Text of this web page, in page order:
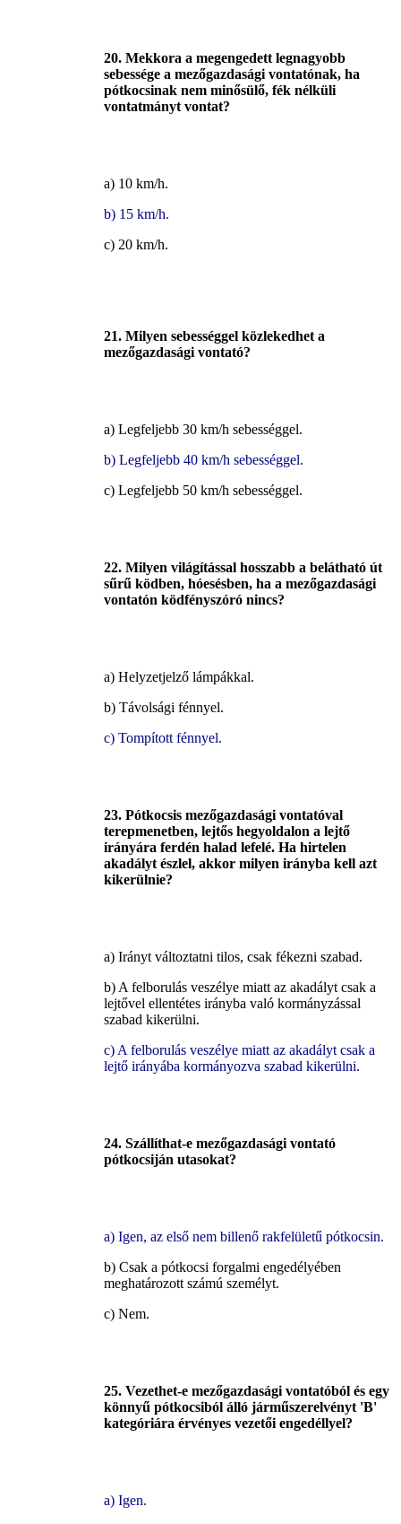
20. Mekkora a megengedett legnagyobb
sebessége a mezőgazdasági vontatónak, ha
pótkocsinak nem minősülő, fék nélküli
vontatmányt vontat?
a) 10 km/h.
b) 15 km/h.
c) 20 km/h.
21. Milyen sebességgel közlekedhet a
mezőgazdasági vontató?
a) Legfeljebb 30 km/h sebességgel.
b) Legfeljebb 40 km/h sebességgel.
c) Legfeljebb 50 km/h sebességgel.
22. Milyen világítással hosszabb a belátható út
sűrű ködben, hóesésben, ha a mezőgazdasági
vontatón ködfényszóró nincs?
a) Helyzetjelző lámpákkal.
b) Távolsági fénnyel.
c) Tompított fénnyel.
23. Pótkocsis mezőgazdasági vontatóval
terepmenetben, lejtős hegyoldalon a lejtő
irányára ferdén halad lefelé. Ha hirtelen
akadályt észlel, akkor milyen irányba kell azt
kikerülnie?
a) Irányt változtatni tilos, csak fékezni szabad.
b) A felborulás veszélye miatt az akadályt csak a
lejtővel ellentétes irányba való kormányzással
szabad kikerülni.
c) A felborulás veszélye miatt az akadályt csak a
lejtő irányába kormányozva szabad kikerülni.
24. Szállíthat-e mezőgazdasági vontató
pótkocsiján utasokat?
a) Igen, az első nem billenő rakfelületű pótkocsin.
b) Csak a pótkocsi forgalmi engedélyében
meghatározott számú személyt.
c) Nem.
25. Vezethet-e mezőgazdasági vontatóból és egy
könnyű pótkocsiból álló járműszerelvényt 'B'
kategóriára érvényes vezetői engedéllyel?
a) Igen.